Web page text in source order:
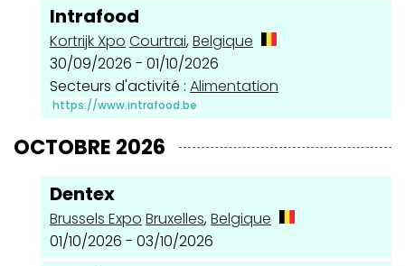
Intrafood
Kortrijk Xpo Courtrai,Belgique
30/09/2026 - 01/10/2026
Secteurs d'activité : Alimentation
https://www.intrafood.be
OCTOBRE 2026
Dentex
Brussels Expo Bruxelles,Belgique
01/10/2026 - 03/10/2026